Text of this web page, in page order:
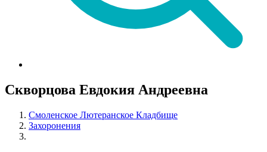
Скворцова Евдокия Андреевна
Смоленское Лютеранское Кладбище
Захоронения